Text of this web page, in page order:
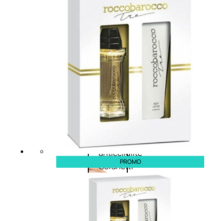
Corpo
Trattamento
corpo
Trattamento
mani e piedi
Trattamento
Trattamento
anticellulite
Cofanetti
trattamento
corpo
PROMO